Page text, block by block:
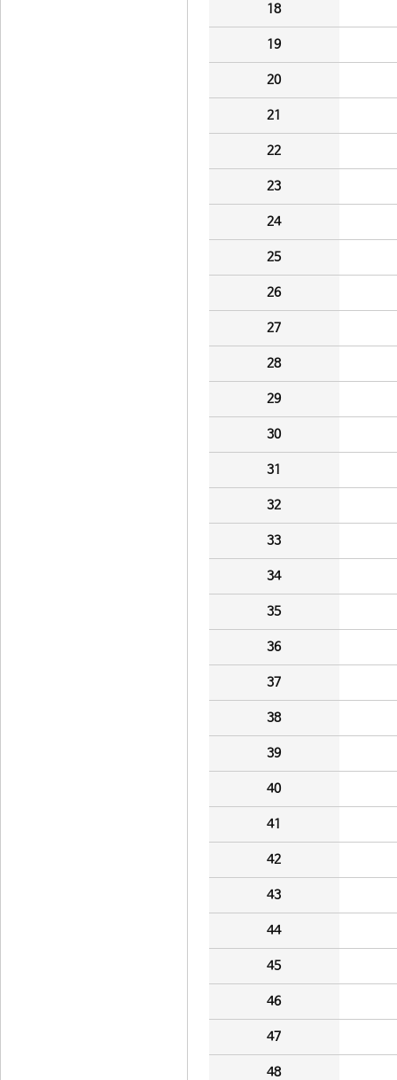
18
19
20
21
22
23
24
25
26
27
28
29
30
31
32
33
34
35
36
37
38
39
40
41
42
43
44
45
46
47
48